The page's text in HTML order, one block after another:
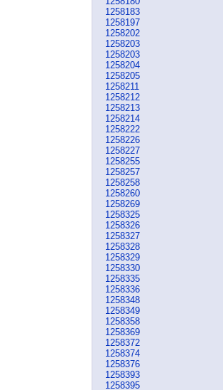
1258183
1258197
1258202
1258203
1258203
1258204
1258205
1258211
1258212
1258213
1258214
1258222
1258226
1258227
1258255
1258257
1258258
1258260
1258269
1258325
1258326
1258327
1258328
1258329
1258330
1258335
1258336
1258348
1258349
1258358
1258369
1258372
1258374
1258376
1258393
1258395